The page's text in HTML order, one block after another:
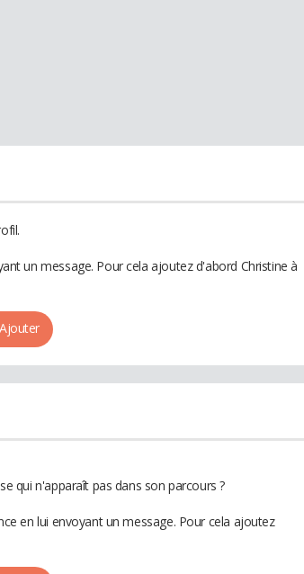
un message. Pour cela ajoutez d'abord Christine à
Ajouter
qui n'apparaît pas dans son parcours ?
en lui envoyant un message. Pour cela ajoutez